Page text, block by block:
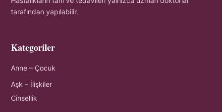
tarafından yapılabilir.
Kategoriler
Anne – Çocuk
Aşk – İlişkiler
Cinsellik